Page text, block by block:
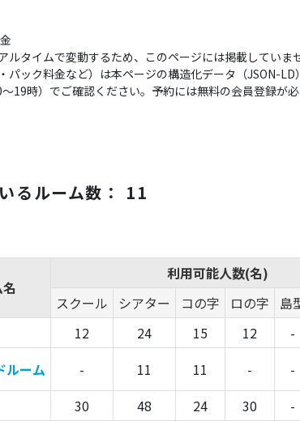
ルタイムで変動するため、このページには掲載してい
・パック料金など）は本ページの構造化データ（JSON-
19時）でご確認ください。予約には無料の会員登録が必
るルーム数： 11
利用可能人数(名)
スクール
シアター コの字 ロの字 島
12 24 15 12 -
ルーム
- 11 11 - -
30 48 24 30 -